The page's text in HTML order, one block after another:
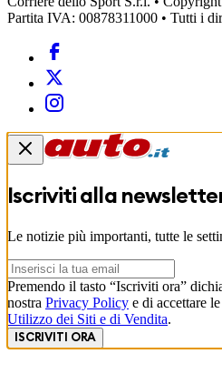
Partita IVA: 00878311000 • Tutti i
Iscriviti alla
Le notizie più importanti, tutte le
Premendo il tasto “Iscriviti ora”
nostra Privacy Policy e di accettare le
Utilizzo dei Siti e di Vendita.
ISCRIVITI ORA